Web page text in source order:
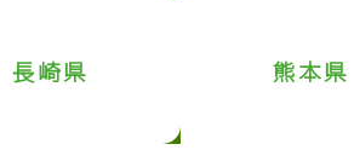
長崎県 熊本県